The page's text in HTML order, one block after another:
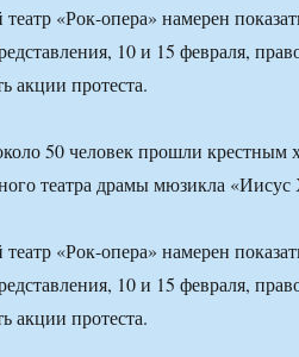
театр «Рок-опера» намерен
10 и 15 февраля,
акции протеста.
50 человек прошли крестным
театра драмы мюзикла «Иисус
театр «Рок-опера» намерен
10 и 15 февраля,
акции протеста.